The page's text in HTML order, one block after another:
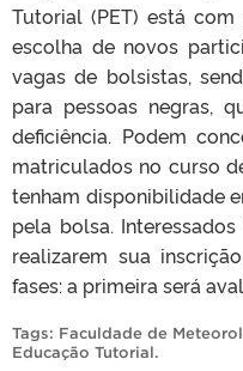
Tutorial (PET) está
escolha de novos
vagas de bolsistas,
para pessoas negras,
deficiência. Podem
matriculados no curso
tenham disponibilidade
pela bolsa.
realizarem sua
fases: a primeira será
Tags: Faculdade de
Educação Tutorial.